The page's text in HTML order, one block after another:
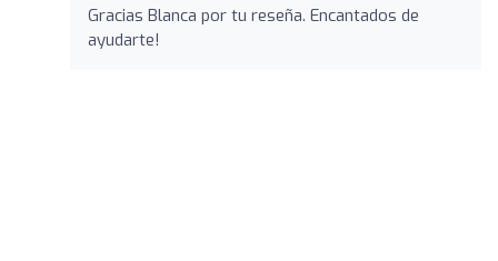
Gracias Blanca por tu reseña. Encantados de
ayudarte!